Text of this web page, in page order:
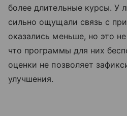
более длительные курсы. У
сильно ощущали связь с
оказались меньше, но это не
что программы для них
оценки не позволяет
улучшения.